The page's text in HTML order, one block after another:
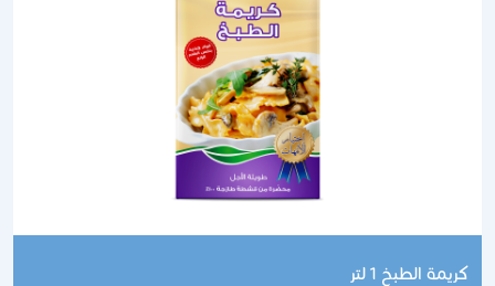
كريمة الطبخ 1 لتر